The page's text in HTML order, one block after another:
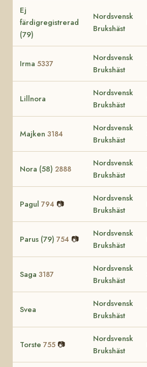
Ej
färdigregistrerad
(79)
Nordsvensk
Brukshäst
Irma 5337
Nordsvensk
Brukshäst
Lillnora
Nordsvensk
Brukshäst
Majken 3184
Nordsvensk
Brukshäst
Nora (58) 2888
Nordsvensk
Brukshäst
Pagul 794 📷
Nordsvensk
Brukshäst
Parus (79) 754 📷
Nordsvensk
Brukshäst
Saga 3187
Nordsvensk
Brukshäst
Svea
Nordsvensk
Brukshäst
Torste 755 📷
Nordsvensk
Brukshäst